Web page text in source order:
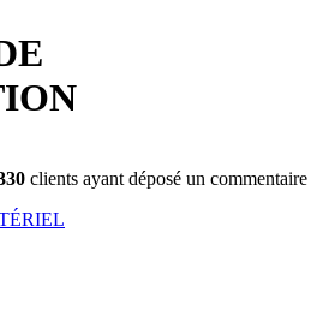
clients ayant déposé un commentaire